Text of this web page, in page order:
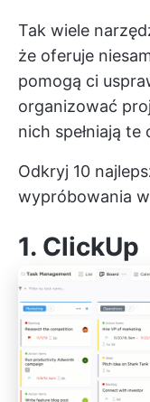
Tak wiele
że oferuje
pomogą ci
organizować
nich spełniają te
Odkryj 10
wypróbowania
1. ClickUp